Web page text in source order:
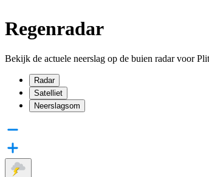
Regenradar
Bekijk de actuele neerslag op de buien radar voor
Radar
Satelliet
Neerslagsom